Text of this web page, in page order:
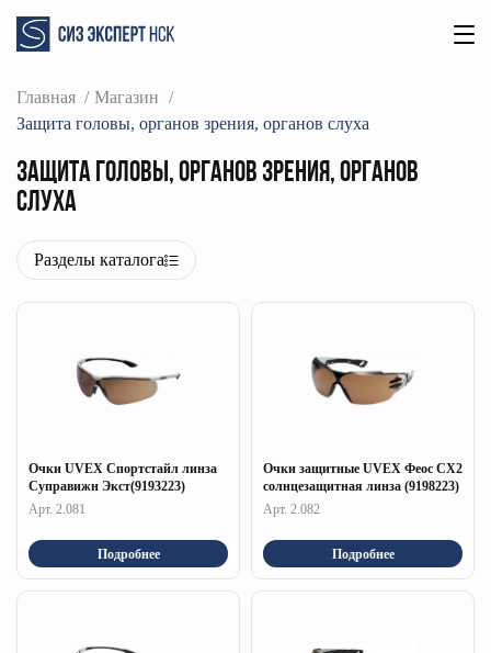
Главная
Магазин
Защита головы, органов зрения, органов слуха
Защита головы, органов зрения, органов
слуха
Разделы каталога
Очки UVEX Спортстайл линза
Суправижн Экст(9193223)
Арт. 2.081
Подробнее
Очки защитные UVEX Феос CX2
солнцезащитная линза (9198223)
Арт. 2.082
Подробнее